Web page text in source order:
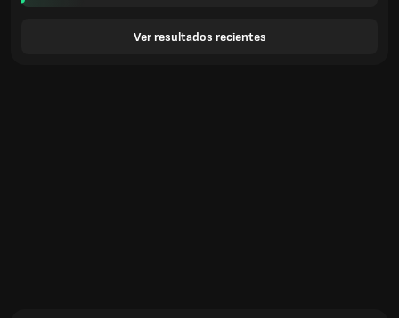
Ver resultados recientes